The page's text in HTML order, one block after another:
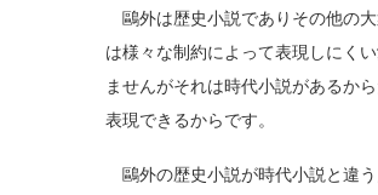
鷗外は歴史小説でありその他の
は様々な制約によって表現しにく
ませんがそれは時代小説があるか
表現できるからです。
鷗外の歴史小説が時代小説と違